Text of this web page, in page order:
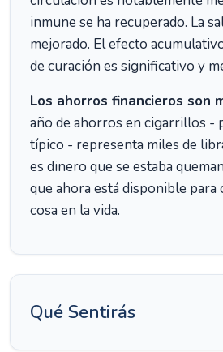
inmune se ha recuperado. La
mejorado. El efecto
de curación es significativo y
Los ahorros financieros son
año de ahorros en cigarrillos -
típico - representa miles de
es dinero que se estaba
que ahora está disponible para
cosa en la vida.
Qué Sentirás